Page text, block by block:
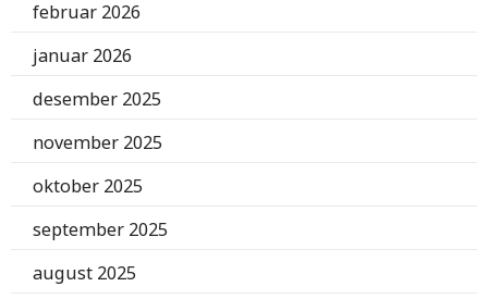
februar 2026
januar 2026
desember 2025
november 2025
oktober 2025
september 2025
august 2025